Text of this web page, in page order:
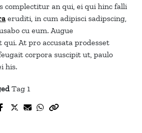
complectitur an qui, ei qui hinc falli
eruditi, in cum adipisci sadipscing,
cu eum. Augue
qui. At pro accusata prodesset
corpora suscipit ut, paulo
his.
Tag 1
Prev Post